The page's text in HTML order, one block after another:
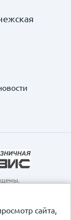
сайта,
и
и ни при